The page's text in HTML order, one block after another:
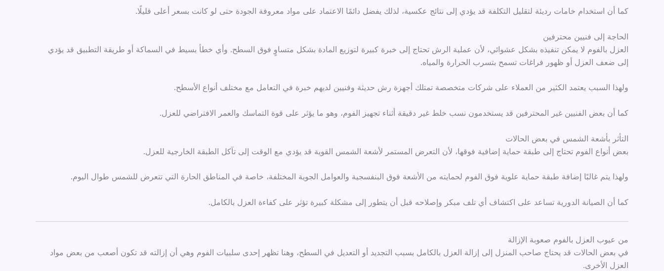
كما أن استخدام خامات رديئة لتقليل التكلفة قد يؤدي إلى نتائج عكسية، لذلك يفضل دائمًا الاعتماد على مواد معروفة الجودة حتى لو كانت بسعر أعلى قليلًا.
الحاجة إلى فنيين محترفين
العزل بالفوم لا يمكن تنفيذه بشكل عشوائي، لأن عملية الرش تحتاج إلى خبرة كبيرة لتوزيع المادة بشكل متساوٍ فوق السطح. وأي خطأ بسيط في السماكة أو طريقة التطبيق قد يؤدي
إلى ضعف العزل أو ظهور فراغات تسمح بتسرب الحرارة والمياه.
ولهذا السبب يعتمد الكثير من العملاء على شركات متخصصة تمتلك أجهزة رش حديثة وفنيين لديهم خبرة في التعامل مع مختلف أنواع الأسطح.
كما أن بعض الفنيين غير المحترفين قد يستخدمون نسب خلط غير دقيقة أثناء تجهيز الفوم، وهو ما يؤثر على قوة التماسك والعمر الافتراضي للعزل.
التأثر بأشعة الشمس في بعض الحالات
بعض أنواع الفوم تحتاج إلى طبقة حماية إضافية فوقها، لأن التعرض المستمر لأشعة الشمس القوية قد يؤدي مع الوقت إلى تآكل الطبقة الخارجية للعزل.
ولهذا يتم غالبًا إضافة طبقة حماية علوية فوق الفوم لحمايته من الأشعة فوق البنفسجية والعوامل الجوية المختلفة، خاصة في المناطق الحارة التي تتعرض للشمس طوال اليوم.
كما أن الصيانة الدورية تساعد على اكتشاف أي تلف مبكر وإصلاحه قبل أن يتطور إلى مشكلة كبيرة تؤثر على كفاءة العزل بالكامل.
من عيوب العزل بالفوم صعوبة الإزالة
في بعض الحالات قد يحتاج صاحب المنزل إلى إزالة العزل بالكامل بسبب التجديد أو التعديل في السطح، وهنا تظهر إحدى سلبيات الفوم وهي أن إزالته قد تكون أصعب من بعض مواد
العزل الأخرى.